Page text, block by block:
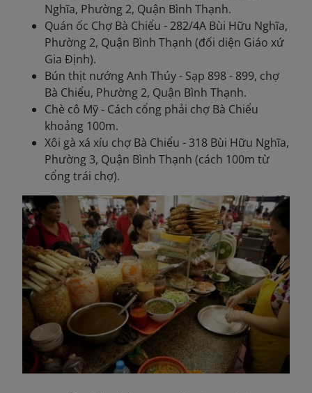
Nghĩa, Phường 2, Quận Bình Thạnh.
Quán ốc Chợ Bà Chiểu - 282/4A Bùi Hữu Nghĩa,
Phường 2, Quận Bình Thạnh (đối diện Giáo xứ
Gia Định).
Bún thịt nướng Anh Thúy - Sạp 898 - 899, chợ
Bà Chiểu, Phường 2, Quận Bình Thạnh.
Chè cô Mỹ - Cách cổng phải chợ Bà Chiểu
khoảng 100m.
Xôi gà xá xíu chợ Bà Chiểu - 318 Bùi Hữu Nghĩa,
Phường 3, Quận Bình Thạnh (cách 100m từ
cổng trái chợ).